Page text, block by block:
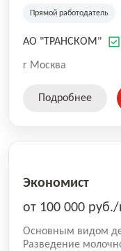
Прямой работодатель
АО "ТРАНСКОМ"
г Москва
Подробнее
Экономист
от 100 000
Основным видом
Разведение